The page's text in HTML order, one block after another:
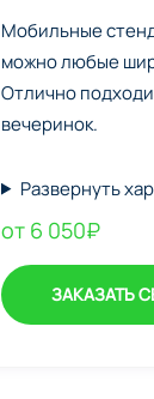
Мобильные
можно любые
Отлично
вечеринок.
Развернуть
от 6 050₽
ЗАКАЗАТЬ